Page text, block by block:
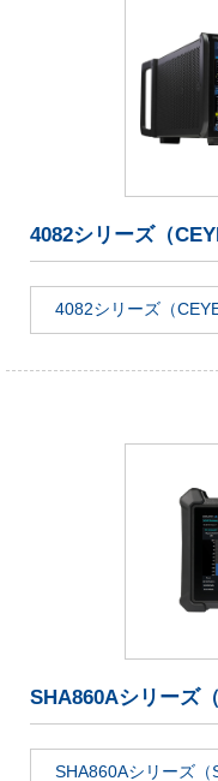
4082シリーズ（
4082シリーズ（
SHA860Aシリーズ
SHA860Aシリーズ